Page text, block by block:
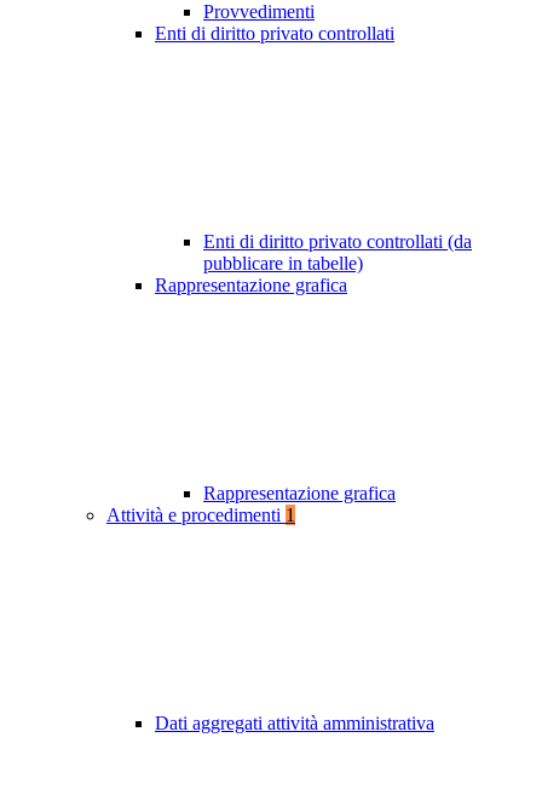
Provvedimenti
Enti di diritto privato controllati
Enti di diritto privato controllati (da
pubblicare in tabelle)
Rappresentazione grafica
Rappresentazione grafica
Attività e procedimenti 1
Dati aggregati attività amministrativa